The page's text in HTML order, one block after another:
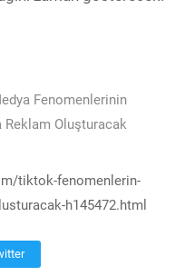
Fenomenlerinin
Reklam Oluşturacak
tiktok-fenomenlerin-
h145472.html